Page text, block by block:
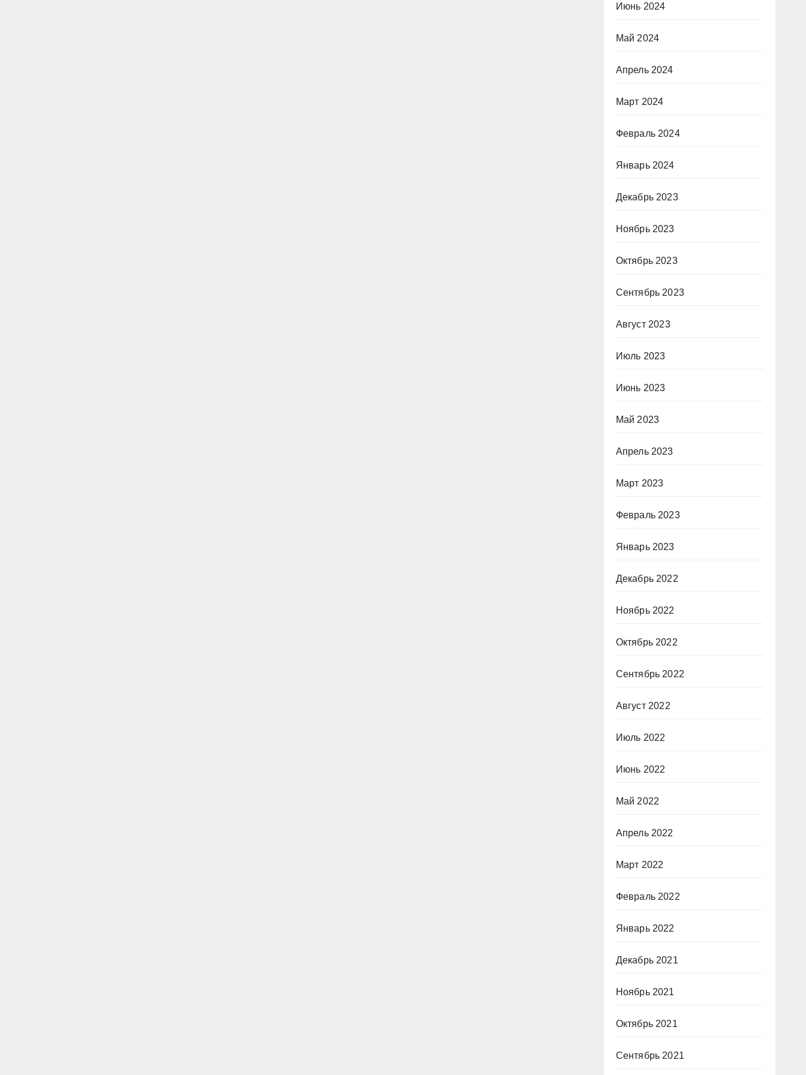
Июнь 2024
Май 2024
Апрель 2024
Март 2024
Февраль 2024
Январь 2024
Декабрь 2023
Ноябрь 2023
Октябрь 2023
Сентябрь 2023
Август 2023
Июль 2023
Июнь 2023
Май 2023
Апрель 2023
Март 2023
Февраль 2023
Январь 2023
Декабрь 2022
Ноябрь 2022
Октябрь 2022
Сентябрь 2022
Август 2022
Июль 2022
Июнь 2022
Май 2022
Апрель 2022
Март 2022
Февраль 2022
Январь 2022
Декабрь 2021
Ноябрь 2021
Октябрь 2021
Сентябрь 2021